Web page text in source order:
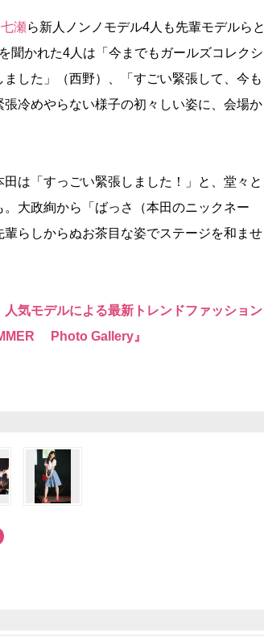
瀬ら新人ノンノモデル4人も先輩モデルらと
聞かれた4人は「今までもガールズコレクシ
した」（西野）、「すごい緊張して、今も
冷めやらない様子の初々しい姿に、会場か
は「すっごい緊張しました！」と、堂々と
大政絢から「ばっさ（本田のニックネー
らしからぬお茶目な姿でステージを和ませ
モデルによる最新トレンドファッション
Photo Gallery』